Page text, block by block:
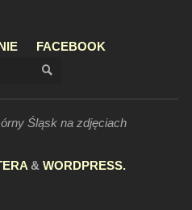
FACEBOOK
SZUKAJ
Śląsk na zdjęciach
& WORDPRESS.